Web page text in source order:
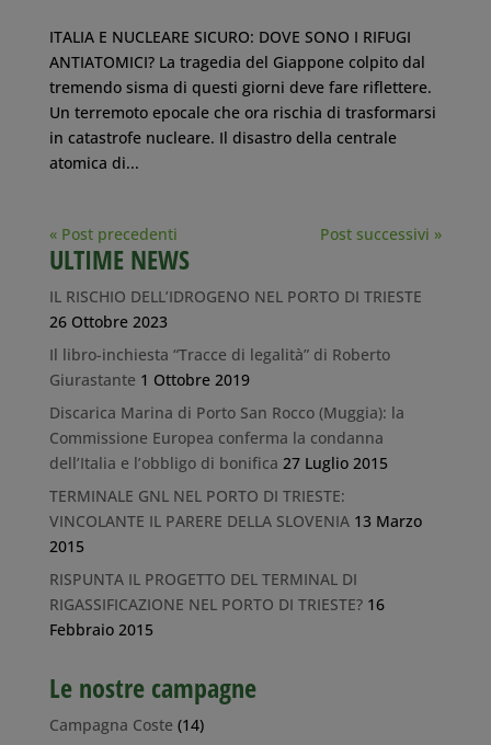
ITALIA E NUCLEARE SICURO: DOVE SONO I RIFUGI
ANTIATOMICI? La tragedia del Giappone colpito dal
tremendo sisma di questi giorni deve fare riflettere.
Un terremoto epocale che ora rischia di trasformarsi
in catastrofe nucleare. Il disastro della centrale
atomica di...
« Post precedenti Post successivi »
ULTIME NEWS
IL RISCHIO DELL’IDROGENO NEL PORTO DI TRIESTE
26 Ottobre 2023
Il libro-inchiesta “Tracce di legalità” di Roberto
Giurastante 1 Ottobre 2019
Discarica Marina di Porto San Rocco (Muggia): la
Commissione Europea conferma la condanna
dell’Italia e l’obbligo di bonifica 27 Luglio 2015
TERMINALE GNL NEL PORTO DI TRIESTE:
VINCOLANTE IL PARERE DELLA SLOVENIA 13 Marzo
2015
RISPUNTA IL PROGETTO DEL TERMINAL DI
RIGASSIFICAZIONE NEL PORTO DI TRIESTE? 16
Febbraio 2015
Le nostre campagne
Campagna Coste (14)